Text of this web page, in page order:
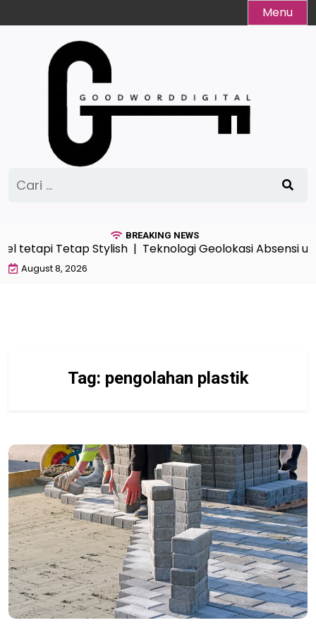
to
Menu
untuk:
BREAKING NEWS
tetapi Tetap Stylish | Teknologi Geolokasi Absensi
August 8, 2026
Tag: pengolahan plastik